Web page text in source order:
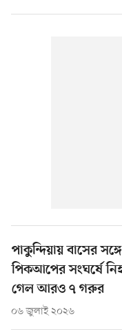
পাকুন্দিয়ায় বাসের সঙ্গে
পিকআপের সংঘর্ষে
গেল আরও ৭ গরুর
০৬ জুলাই ২০২৬